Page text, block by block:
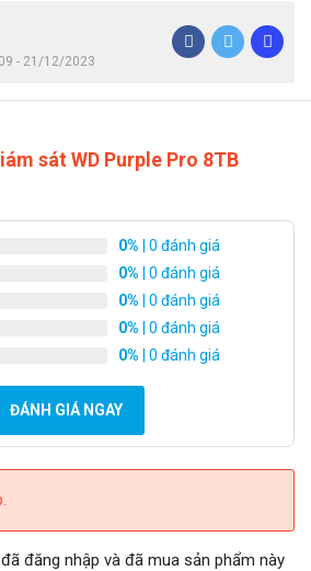
- 21/12/2023
sát WD Purple Pro 8TB
0% | 0 đánh giá
0% | 0 đánh giá
0% | 0 đánh giá
0% | 0 đánh giá
0% | 0 đánh giá
ĐÁNH GIÁ NGAY
đăng nhập và đã mua sản phẩm này